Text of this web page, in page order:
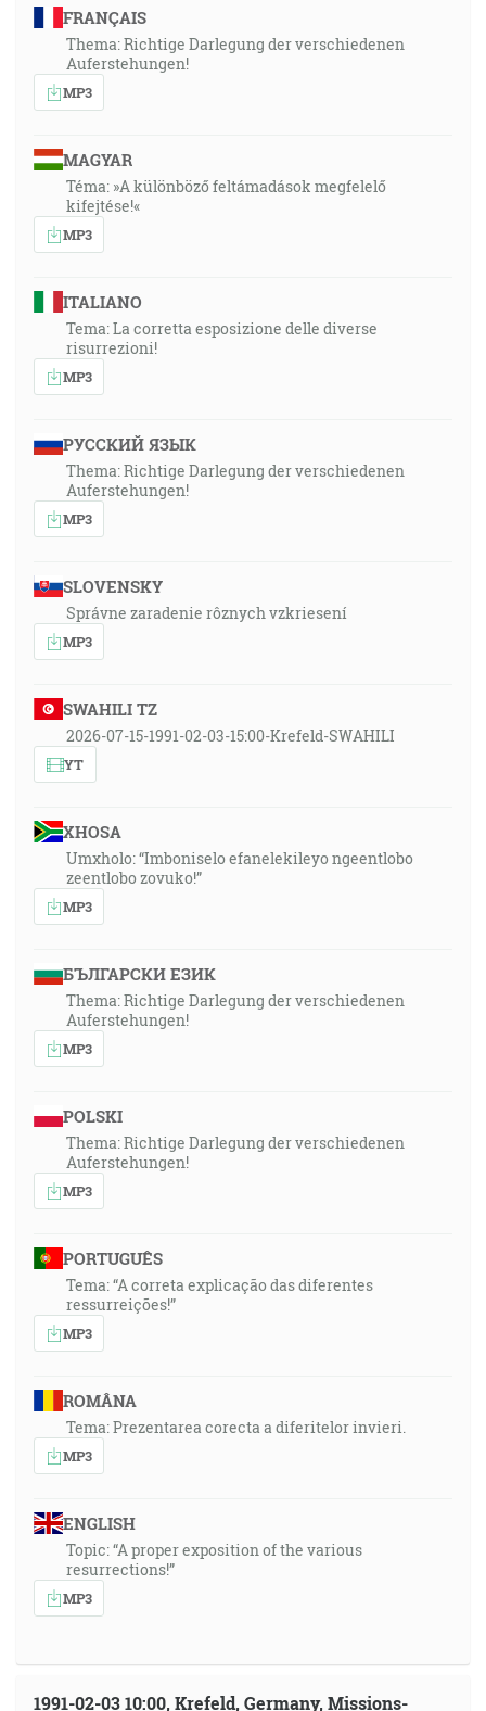
FRANÇAIS
Thema: Richtige Darlegung der verschiedenen
Auferstehungen!
MP3
MAGYAR
Téma: »A különböző feltámadások megfelelő
kifejtése!«
MP3
ITALIANO
Tema: La corretta esposizione delle diverse
risurrezioni!
MP3
РУССКИЙ ЯЗЫК
Thema: Richtige Darlegung der verschiedenen
Auferstehungen!
MP3
SLOVENSKY
Správne zaradenie rôznych vzkriesení
MP3
SWAHILI TZ
2026-07-15-1991-02-03-15:00-Krefeld-SWAHILI
YT
XHOSA
Umxholo: “Imboniselo efanelekileyo ngeentlobo
zeentlobo zovuko!”
MP3
БЪЛГАРСКИ ЕЗИК
Thema: Richtige Darlegung der verschiedenen
Auferstehungen!
MP3
POLSKI
Thema: Richtige Darlegung der verschiedenen
Auferstehungen!
MP3
PORTUGUÊS
Tema: “A correta explicação das diferentes
ressurreições!”
MP3
ROMÂNA
Tema: Prezentarea corecta a diferitelor invieri.
MP3
ENGLISH
Topic: “A proper exposition of the various
resurrections!”
MP3
1991-02-03 10:00, Krefeld, Germany, Missions-